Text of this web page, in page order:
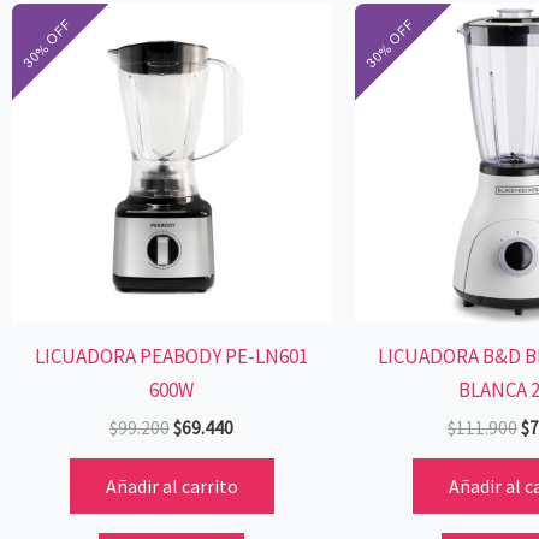
LICUADORA PEABODY PE-LN601
600W
$99.200
precio
original
era:
$69.440
Añadir al carrito
LICUADORA B&D
BLANCA
$111.900
El
$
Añadir al